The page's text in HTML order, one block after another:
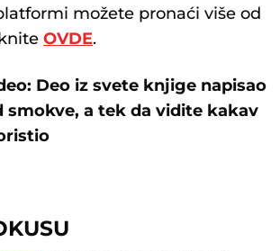
možete pronaći više od
OVDE.
Deo iz svete knjige napisao
smokve, a tek da vidite kakav